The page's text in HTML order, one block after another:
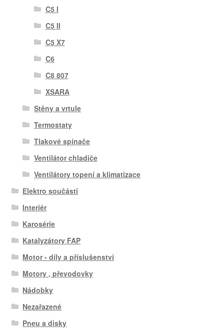
C5 I
C5 II
C5 X7
C6
C8 807
XSARA
Stěny a vrtule
Termostaty
Tlakové spínače
Ventilátor chladiče
Ventilátory topení a klimatizace
Elektro součásti
Interiér
Karosérie
Katalyzátory FAP
Motor - díly a příslušenství
Motory , převodovky
Nádobky
Nezařazené
Pneu a disky